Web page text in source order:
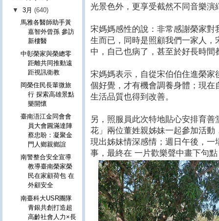
光景色外，更享受截然不同音樂
宋媽媽感性的說：非常感謝榮家
生而已，同時是照顧我們一家人
中，自己也病了，甚至於好長時間
宋媽媽表示，自從宋伯伯住進榮
個好覺，才有機會調養身體；現
生活品質也得到改善。
另，照服員此次特地貼心安排育
花」兩位董姓親姊妹一起參加活
現出姊妹情深感情；週日午後，
事，最終在 一片歡樂聲中畫下句
▼3月(640)
馬雅各醫師助手黃
嘉智外曾孫 參訪
新樓醫
中彰榮家與榮總零
距離共同推動遠
距視訊衛教
岡榮住民長輩微旅
行 探索高雄景點
樂開懷
臺南浯江金同會會
員大會圓滿達陣
蔡忠盼：凝聚金
門人鄉親鄉誼
南警整合安全宣導
教導臺南榮家榮
民在家顧荷包 在
外顧安全
南臺科大USR團隊
青銀共創打造超
高齡社會人力×長